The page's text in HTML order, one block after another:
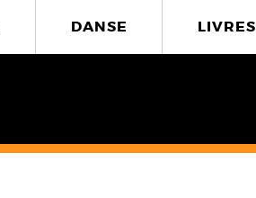
DANSE LIVRES